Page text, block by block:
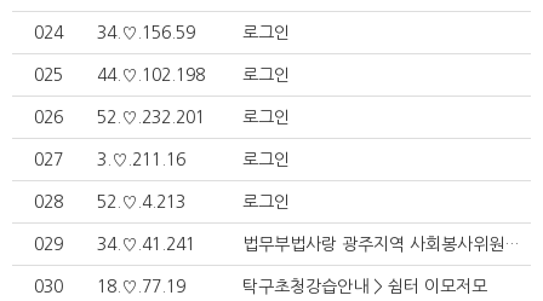
024 34.♡.156.59 로그인
025 44.♡.102.198 로그인
026 52.♡.232.201 로그인
027 3.♡.211.16 로그인
028 52.♡.4.213 로그인
029 34.♡.41.241 법무부법사랑 광주지역 사회봉사위원회 최갑렬회장님께서 500만원을 기부하여 주셨습니다. > 쉼터 이모저모
030 18.♡.77.19 탁구초청강습안내 > 쉼터 이모저모